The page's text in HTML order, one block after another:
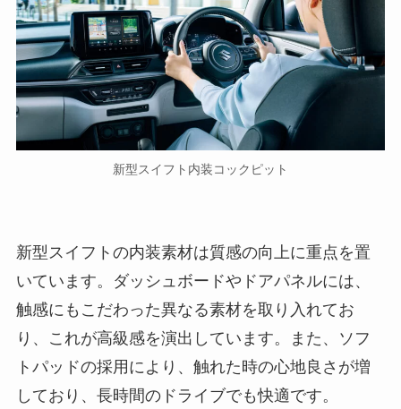
新型スイフト内装コックピット
新型スイフトの内装素材は質感の向上に重点を置
いています。ダッシュボードやドアパネルには、
触感にもこだわった異なる素材を取り入れてお
り、これが高級感を演出しています。また、ソフ
トパッドの採用により、触れた時の心地良さが増
しており、長時間のドライブでも快適です。